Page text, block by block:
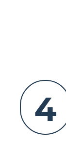
4